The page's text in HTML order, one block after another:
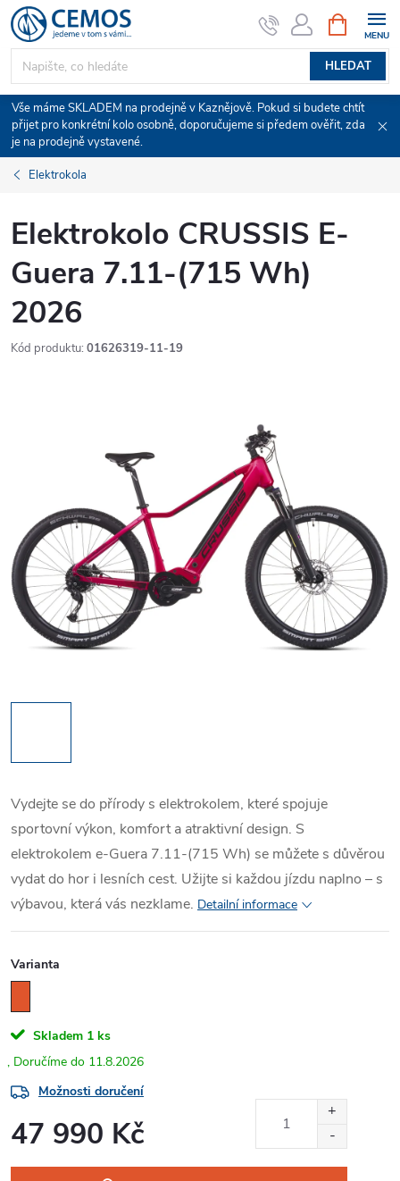
Přejít
na
obsah
HLEDAT
NÁKUPNÍ
KOŠÍK
Vše máme SKLADEM na prodejně v Kaznějově. Pokud si budete chtít
přijet pro konkrétní kolo osobně, doporučujeme si předem ověřit, zda
je na prodejně vystavené.
Elektrokola
Elektrokolo CRUSSIS E-
Guera 7.11-(715 Wh)
2026
Kód produktu: 01626319-11-19
Vydejte se do přírody s elektrokolem, které spojuje
sportovní výkon, komfort a atraktivní design. S
elektrokolem e-Guera 7.11-(715 Wh) se můžete s důvěrou
vydat do hor i lesních cest. Užijte si každou jízdu naplno – s
výbavou, která vás nezklame. Detailní informace
Varianta
Skladem 1 ks
11.8.2026
Možnosti doručení
47 990 Kč